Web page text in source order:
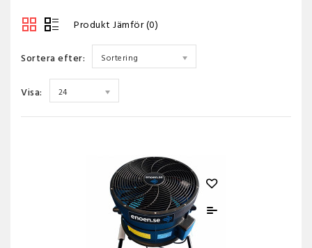
Produkt Jämför (0)
Sortera efter: Sortering
Visa: 24